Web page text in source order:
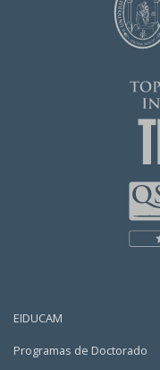
EIDUCAM
Programas de Doctorado